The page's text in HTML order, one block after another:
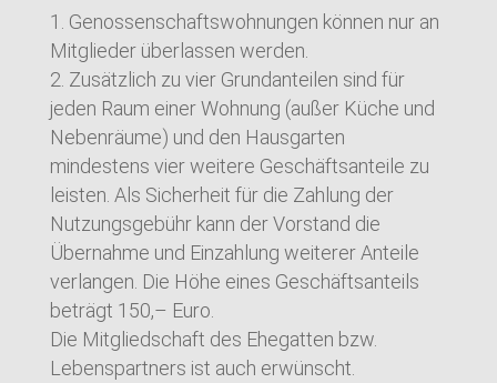
Genossenschaftswohnungen können nur an
Mitglieder überlassen werden.
Zusätzlich zu vier Grundanteilen sind für
jeden Raum einer Wohnung (außer Küche und
Nebenräume) und den Hausgarten
mindestens vier weitere Geschäftsanteile zu
leisten. Als Sicherheit für die Zahlung der
Nutzungsgebühr kann der Vorstand die
Übernahme und Einzahlung weiterer Anteile
verlangen. Die Höhe eines Geschäftsanteils
beträgt 150,– Euro.
Die Mitgliedschaft des Ehegatten bzw.
Lebenspartners ist auch erwünscht.